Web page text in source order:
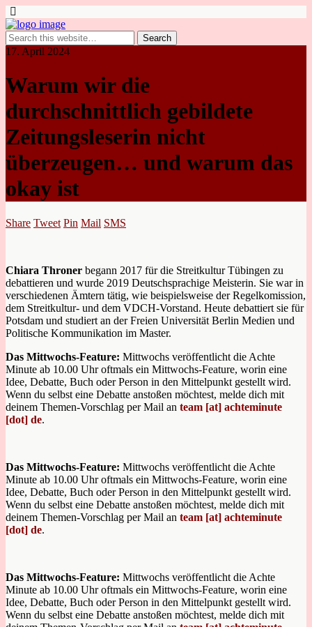
17. April 2024
Warum wir die
durchschnittlich gebildete
Zeitungsleserin nicht
überzeugen… und warum das
okay ist
Share Tweet Pin Mail SMS
Chiara Throner begann 2017 für die Streitkultur Tübingen zu
debattieren und wurde 2019 Deutschsprachige Meisterin. Sie war in
verschiedenen Ämtern tätig, wie beispielsweise der Regelkomission,
dem Streitkultur- und dem VDCH-Vorstand. Heute debattiert sie für
Potsdam und studiert an der Freien Universität Berlin Medien und
Politische Kommunikation im Master.
Das Mittwochs-Feature: Mittwochs veröffentlicht die Achte
Minute ab 10.00 Uhr oftmals ein Mittwochs-Feature, worin eine
Idee, Debatte, Buch oder Person in den Mittelpunkt gestellt wird.
Wenn du selbst eine Debatte anstoßen möchtest, melde dich mit
deinem Themen-Vorschlag per Mail an team [at] achteminute
[dot] de.
Das Mittwochs-Feature: Mittwochs veröffentlicht die Achte
Minute ab 10.00 Uhr oftmals ein Mittwochs-Feature, worin eine
Idee, Debatte, Buch oder Person in den Mittelpunkt gestellt wird.
Wenn du selbst eine Debatte anstoßen möchtest, melde dich mit
deinem Themen-Vorschlag per Mail an team [at] achteminute
[dot] de.
Das Mittwochs-Feature: Mittwochs veröffentlicht die Achte
Minute ab 10.00 Uhr oftmals ein Mittwochs-Feature, worin eine
Idee, Debatte, Buch oder Person in den Mittelpunkt gestellt wird.
Wenn du selbst eine Debatte anstoßen möchtest, melde dich mit